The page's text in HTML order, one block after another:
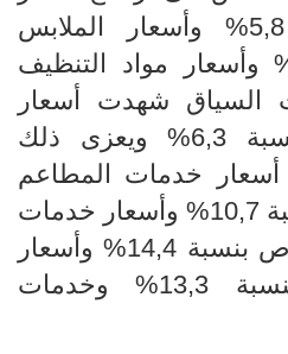
مواد البناء بنسبة 5,8% وأسعار الملابس
بنسبة 9,7% وأسعار مواد التنظيف
ذات السياق شهدت أسعار
الخدمات ارتفاعا بنسبة 6,3% ويعزى ذلك
أسعار خدمات المطاعم
والمقاهي والنزل بنسبة 10,7% وأسعار خدمات
14,4%
و أسعار
13,3% وخدمات